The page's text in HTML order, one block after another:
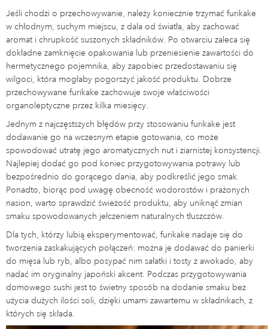
Jeśli chodzi o przechowywanie, należy koniecznie trzymać furikake
w chłodnym, suchym miejscu, z dala od światła, aby zachować
aromat i chrupkość suszonych składników. Po otwarciu zaleca się
dokładne zamknięcie opakowania lub przeniesienie zawartości do
hermetycznego pojemnika, aby zapobiec przedostawaniu się
wilgoci, która mogłaby pogorszyć jakość produktu. Dobrze
przechowywane furikake zachowuje swoje właściwości
organoleptyczne przez kilka miesięcy.
Jednym z najczęstszych błędów przy stosowaniu furikake jest
dodawanie go na wczesnym etapie gotowania, co może
spowodować utratę jego aromatycznych nut i ziarnistej konsystencji.
Najlepiej dodać go pod koniec przygotowywania potrawy lub
bezpośrednio do gorącego dania, aby podkreślić jego smak.
Ponadto, biorąc pod uwagę obecność wodorostów i prażonych
nasion, warto sprawdzić świeżość produktu, aby uniknąć zmian
smaku spowodowanych jełczeniem naturalnych tłuszczów.
Dla tych, którzy lubią eksperymentować, furikake nadaje się do
tworzenia zaskakujących połączeń: można je dodawać do panierki
do mięsa lub ryb, albo posypać nim sałatki i tosty z awokado, aby
nadać im oryginalny japoński akcent. Podczas przygotowywania
domowego sushi jest to świetny sposób na dodanie smaku bez
użycia dużych ilości soli, dzięki umami zawartemu w składnikach, z
których się składa.